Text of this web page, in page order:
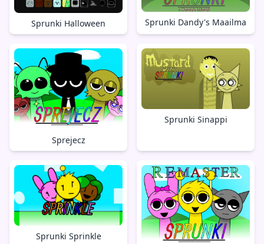
Sprunki Halloween Sprunki Dandy's Maailma
Sprejecz
Sprunki Sinappi
Sprunki Sprinkle